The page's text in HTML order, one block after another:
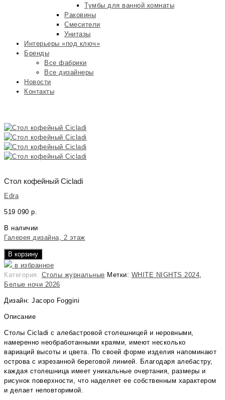
Тумбы для ванной комнаты
Раковины
Смесители
Унитазы
Интерьеры «под ключ»
Бренды
Все фабрики
Все дизайнеры
Новости
Контакты
Стол кофейный Cicladi
Edra
519 090 р.
В наличии
Галерея дизайна, 2 этаж
В корзину
в избранное
Категория: Столы журнальные Метки: WHITE NIGHTS 2024,
Белые ночи 2026
Дизайн: Jacopo Foggini
Описание
Столы Cicladi с алебастровой столешницей и неровными,
намеренно необработанными краями, имеют несколько
вариаций высоты и цвета. По своей форме изделия напоминают
острова с изрезанной береговой линией. Благодаря алебастру,
каждая столешница имеет уникальные очертания, размеры и
рисунок поверхности, что наделяет ее собственным характером
и делает неповторимой.